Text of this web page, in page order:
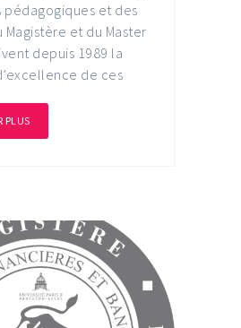
pédagogiques et des
Magistère et du Master
depuis 1989 la
de ces
PLUS